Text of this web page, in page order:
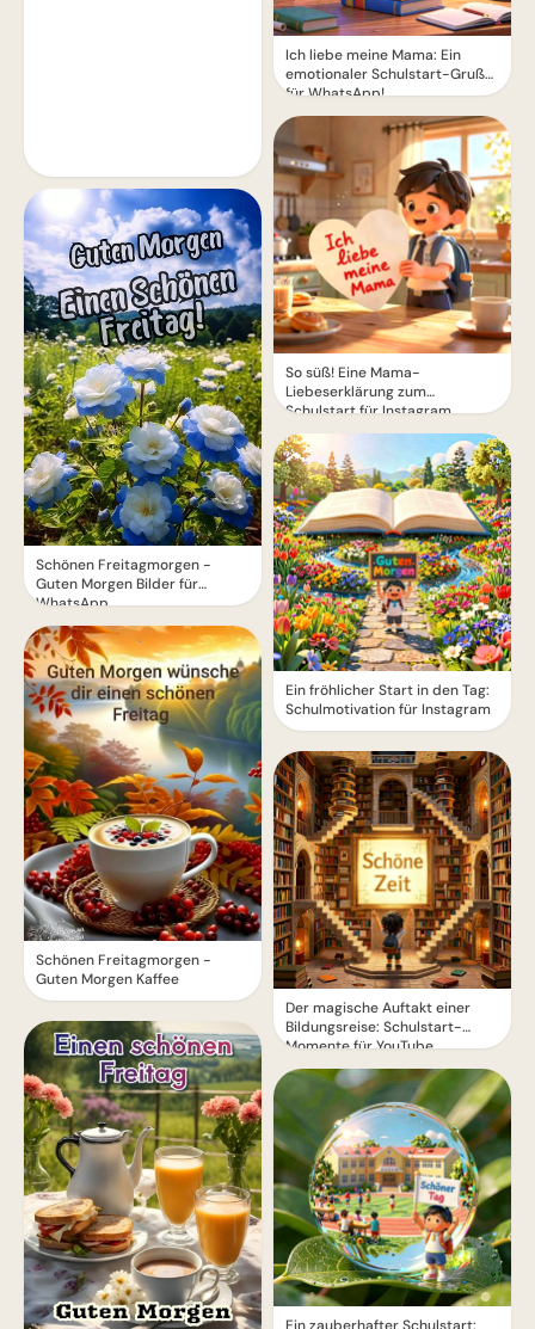
Schönen Freitagmorgen -
Guten Morgen Bilder für
WhatsApp
Schönen Freitagmorgen -
Guten Morgen Kaffee
Ich liebe meine Mama: Ein
emotionaler Schulstart-Gruß
für WhatsApp!
So süß! Eine Mama-
Liebeserklärung zum
Schulstart für Instagram
Ein fröhlicher Start in den Tag:
Schulmotivation für Instagram
Der magische Auftakt einer
Bildungsreise: Schulstart-
Momente für YouTube